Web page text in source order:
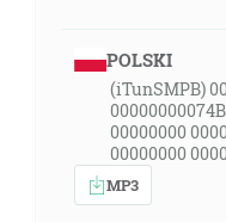
POLSKI
(iTunSMPB)
00000000
00000000
MP3